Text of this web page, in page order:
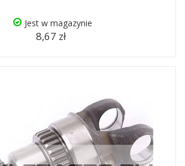
Jest w magazynie
8,67 zł